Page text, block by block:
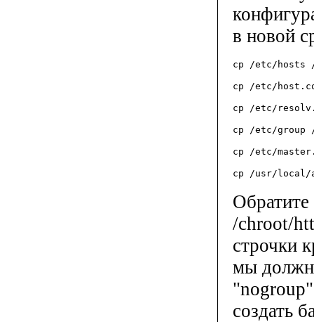
в новой
cp /etc/hosts
cp /etc/
cp /etc/
cp /etc/group
cp /etc/
cp /usr/local/
/chroot/
строчки
мы
создать